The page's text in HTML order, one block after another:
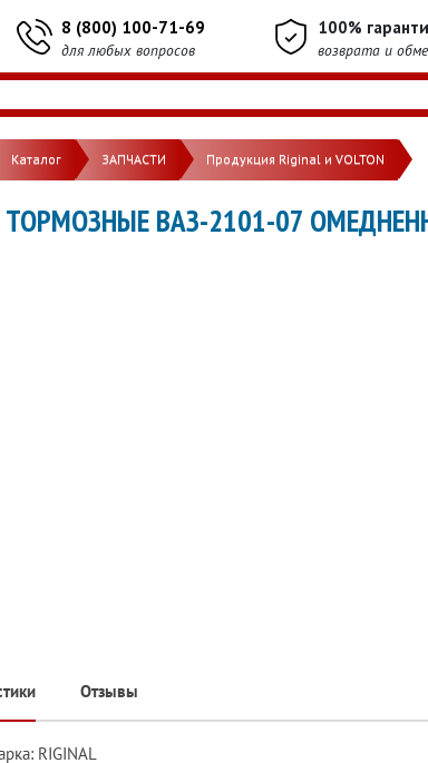
8 (800) 100-71-69
для любых вопросов
100%
возврата и
Каталог ЗАПЧАСТИ Продукция Riginal и VOLTON
ВАЗ-2101-07
Отзывы
RIGINAL